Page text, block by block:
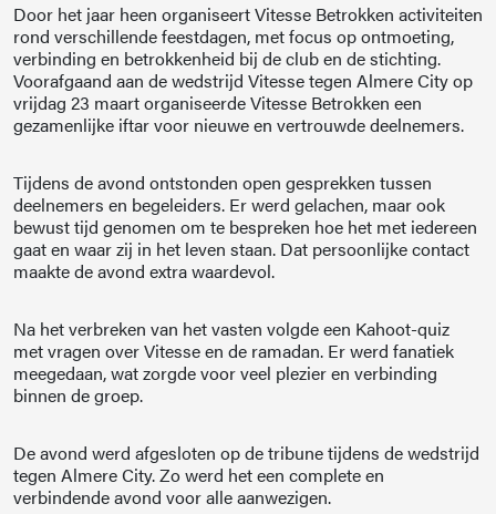
Door het jaar heen organiseert Vitesse Betrokken activiteiten
rond verschillende feestdagen, met focus op ontmoeting,
verbinding en betrokkenheid bij de club en de stichting.
Voorafgaand aan de wedstrijd Vitesse tegen Almere City op
vrijdag 23 maart organiseerde Vitesse Betrokken een
gezamenlijke iftar voor nieuwe en vertrouwde deelnemers.
Tijdens de avond ontstonden open gesprekken tussen
deelnemers en begeleiders. Er werd gelachen, maar ook
bewust tijd genomen om te bespreken hoe het met iedereen
gaat en waar zij in het leven staan. Dat persoonlijke contact
maakte de avond extra waardevol.
Na het verbreken van het vasten volgde een Kahoot-quiz
met vragen over Vitesse en de ramadan. Er werd fanatiek
meegedaan, wat zorgde voor veel plezier en verbinding
binnen de groep.
De avond werd afgesloten op de tribune tijdens de wedstrijd
tegen Almere City. Zo werd het een complete en
verbindende avond voor alle aanwezigen.